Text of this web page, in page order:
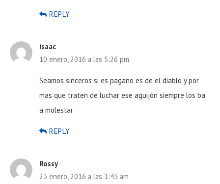
REPLY
isaac
10 enero, 2016 a las 5:26 pm
Seamos sinceros si es pagano es de el diablo y por
mas que traten de luchar ese aguijón siempre los ba
a molestar
REPLY
Rossy
23 enero, 2016 a las 1:43 am